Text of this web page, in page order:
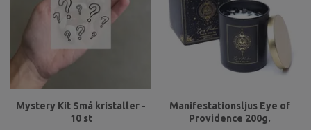
Mystery Kit Små kristaller -
10 st
Manifestationsljus Eye of
Providence 200g.